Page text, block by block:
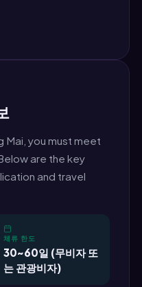
Mai, you must meet
are the key
and travel
체류 한도
30~60일 (무비자 또
는 관광비자)